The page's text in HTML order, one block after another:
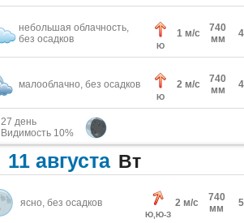
небольшая облачность,
без осадков
Ю
1 м/с
740
мм
малооблачно, без осадков
Ю
2 м/с
740
мм
27 день
Видимость 10%
11 августа Вт
ясно, без осадков
Ю,Ю-З
2 м/с
740
мм